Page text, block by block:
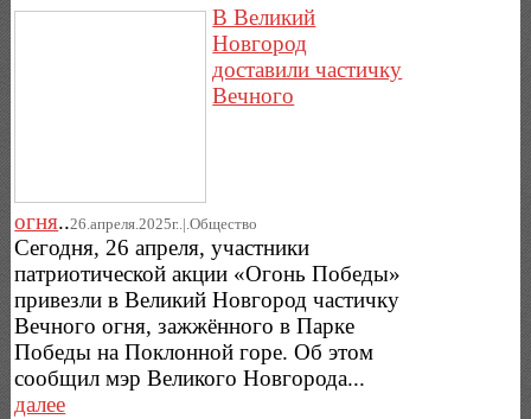
В Великий
Новгород
доставили частичку
Вечного
огня..26.апреля.2025г..|.Общество
Сегодня, 26 апреля, участники
патриотической акции «Огонь Победы»
привезли в Великий Новгород частичку
Вечного огня, зажжённого в Парке
Победы на Поклонной горе. Об этом
сообщил мэр Великого Новгорода...
далее